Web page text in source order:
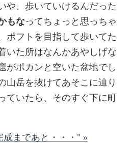
や、歩いていけるんだった
もなってちょっと思っちゃ
ポフトを目指して歩いてた
いた所はなんかあやしげな
がポカンと空いた盆地でし
山岳を抜けてあそこに辿り
ていたら、そのすぐ下に町
まであと・・・" »